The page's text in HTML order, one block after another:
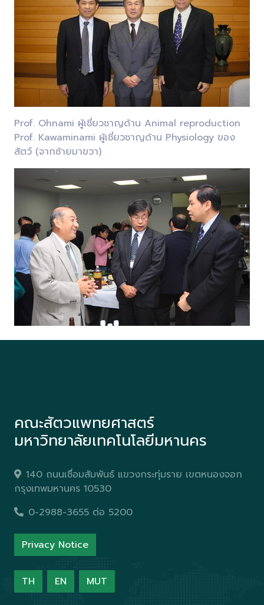
Prof. Ohnami ผู้เชี่ยวชาญด้าน Animal reproduction
Prof. Kawaminami ผู้เชี่ยวชาญด้าน Physiology ของ
สัตว์ (จากซ้ายมาขวา)
คณะสัตวแพทยศาสตร์
มหาวิทยาลัยเทคโนโลยีมหานคร
140 ถนนเชื่อมสัมพันธ์ แขวงกระทุ่มราย เขตหนองจอก
กรุงเทพมหานคร 10530
0-2988-3655 ต่อ 5200
Privacy Notice
TH EN MUT